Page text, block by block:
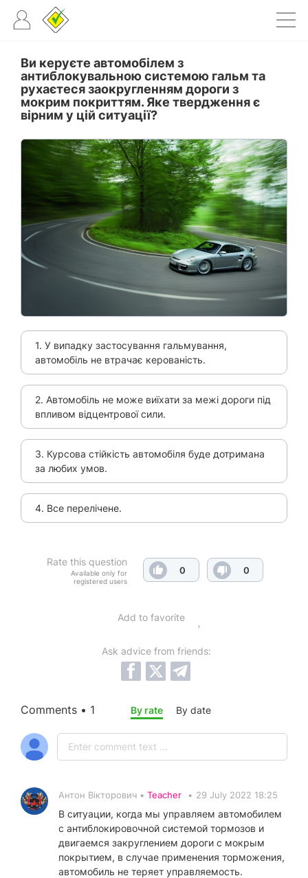
Ви керуєте автомобілем з
антиблокувальною системою гальм та
рухаєтеся заокругленням дороги з
мокрим покриттям. Яке твердження є
вірним у цій ситуації?
1. У випадку застосування гальмування,
автомобіль не втрачає керованість.
2. Автомобіль не може виїхати за межі дороги під
впливом відцентрової сили.
3. Курсова стійкість автомобіля буде дотримана
за любих умов.
4. Все перелічене.
Rate this question
Available only for
registered users
0 0
Add to favorite
Ask advice from friends:
Comments • 1 By rate By date
Антон Вікторович • Teacher • 29 July 2022 18:25
В ситуации, когда мы управляем автомобилем
с антиблокировочной системой тормозов и
двигаемся закруглением дороги с мокрым
покрытием, в случае применения торможения,
автомобиль не теряет управляемость.